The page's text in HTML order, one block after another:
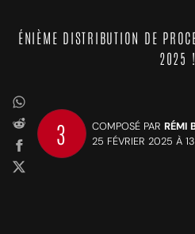
ÉNIÈME DISTRIBUTION DE
2025 !
3 COMPOSÉ PAR RÉMI
25 FÉVRIER 2025 À